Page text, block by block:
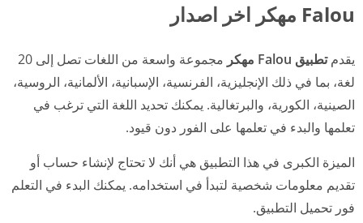
Falou مهكر اخر اصدار
يقدمتطبيق Falou مهكر
مجموعة واسعة من اللغات تصل إلى 20
لغة، بما في ذلك الإنجليزية، الفرنسية، الإسبانية، الألمانية، الروسية،
الصينية، الكورية، والبرتغالية. يمكنك تحديد اللغة التي ترغب في
تعلمها والبدء في تعلمها على الفور دون قيود.
الميزة الكبرى في هذا التطبيق هي أنك لا تحتاج لإنشاء حساب أو
تقديم معلومات شخصية لتبدأ في استخدامه. يمكنك البدء في التعلم
فور تحميل التطبيق.